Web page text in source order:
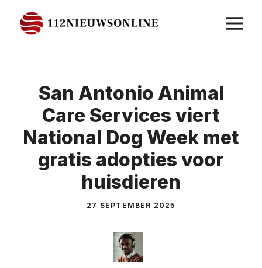
naar
de
San Antonio Animal
Care Services viert
National Dog Week met
gratis adopties voor
huisdieren
27 SEPTEMBER 2025